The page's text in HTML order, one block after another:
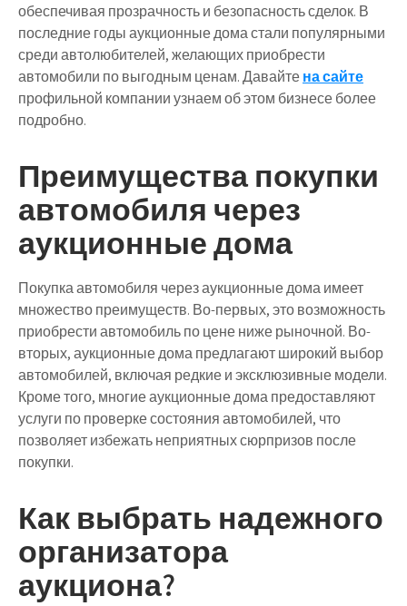
обеспечивая прозрачность и безопасность сделок. В
последние годы аукционные дома стали популярными
среди автолюбителей, желающих приобрести
автомобили по выгодным ценам. Давайтена сайте
профильной компании узнаем об этом бизнесе более
подробно.
Преимущества покупки
автомобиля через
аукционные дома
Покупка автомобиля через аукционные дома имеет
множество преимуществ. Во-первых, это возможность
приобрести автомобиль по цене ниже рыночной. Во-
вторых, аукционные дома предлагают широкий выбор
автомобилей, включая редкие и эксклюзивные модели.
Кроме того, многие аукционные дома предоставляют
услуги по проверке состояния автомобилей, что
позволяет избежать неприятных сюрпризов после
покупки.
Как выбрать надежного
организатора
аукциона?